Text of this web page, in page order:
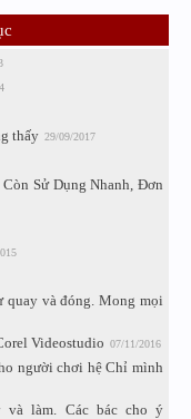
thấy 29/09/2017
Sử Dụng Nhanh, Đơn
quay và đóng. Mong mọi
Videostudio 07/11/2016
người chơi hệ Chỉ mình
và làm. Các bác cho ý